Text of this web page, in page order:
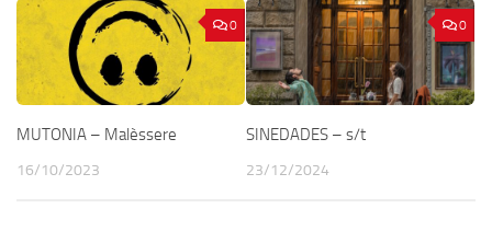
0
MUTONIA – Malèssere
16/10/2023
0
SINEDADES – s/t
23/12/2024